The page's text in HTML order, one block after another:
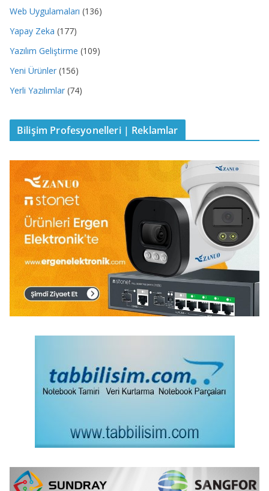
Web Uygulamaları (136)
Yapay Zeka (177)
Yazılım Geliştirme (109)
Yeni Ürünler (156)
Yerli Yazılımlar (74)
Bilişim Profesyonelleri | Reklamlar